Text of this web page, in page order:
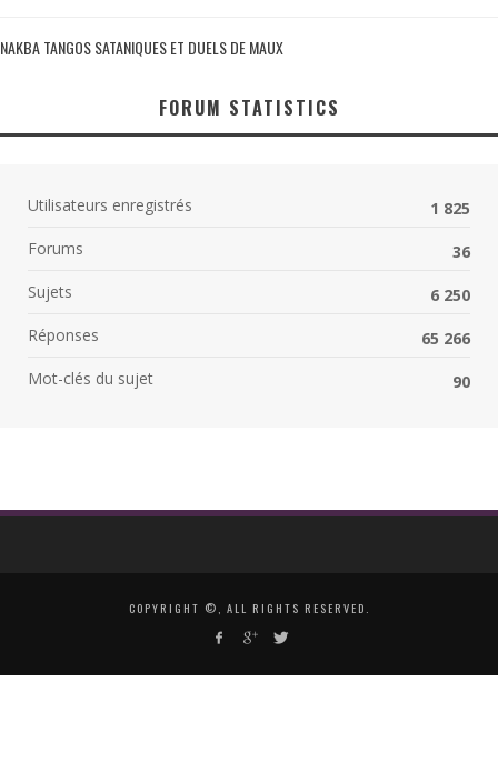
NAKBA TANGOS SATANIQUES ET DUELS DE MAUX
FORUM STATISTICS
Utilisateurs enregistrés
1 825
Forums
36
Sujets
6 250
Réponses
65 266
Mot-clés du sujet
90
COPYRIGHT ©, ALL RIGHTS RESERVED.